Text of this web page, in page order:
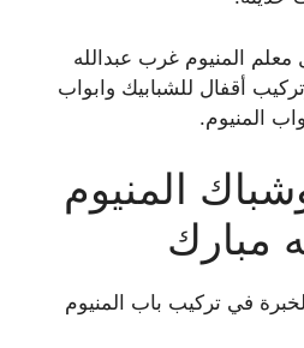
المنيوم غرب عبدالله
أقفال للشبابيك وابواب
المنيوم.
المنيوم
مبارك
في تركيب باب المنيوم